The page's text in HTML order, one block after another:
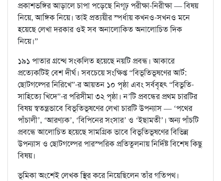
প্রকাশভঙ্গির আড়ালে চাপা পড়েছে নিগূঢ় পরীক্ষা-নিরীক্ষা — বিষয়
নিয়ে, আঙ্গিক নিয়ে। তাই প্রত্যয়ীর স্পর্ধায় কখনও-সখনও মনে
হয়েছে লেখা দরকার ওই সব অনালোকিত অনালোচিত দিক
নিয়ে।”
১৯১ পাতার গ্রন্থে সংকলিত হয়েছে নয়টি প্রবন্ধ। আকারে
প্রত্যেকটিই বেশ দীর্ঘ। সবচেয়ে সংক্ষিপ্ত “বিভূতিভূষণের আর্ট:
ছোটগল্পের নিরিখে”-র আয়তন ১০ পৃষ্ঠা এবং সর্ববৃহৎ “বিভুতি-
সাহিত্যে খিদে”-র পরিসীমা ৩২ পৃষ্ঠা। ন’টি প্রবন্ধের প্রথম চারটির
বিষয় স্বতন্ত্রভাবে বিভূতিভূষণের লেখা চারটি উপন্যাস — ‘পথের
পাঁচালী’, ‘আরণ্যক’, ‘বিপিনের সংসার’ ও ‘ইছামতী’। অন্য পাঁচটি
প্রবন্ধে আলোচিত হয়েছে সামগ্রিক ভাবে বিভূতিভূষণের বিভিন্ন
উপন্যাস ও ছোটগল্পের পারস্পরিক প্রতিতুলনায় নির্দিষ্ট বিশেষ কিছু
বিষয়।
ভূমিকা অংশেই লেখক স্থির করে নিয়েছিলেন তাঁর গতিপথ।